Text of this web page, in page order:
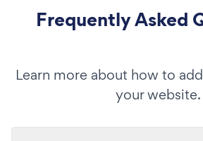
Frequently Asked
Learn more about how to
your website.